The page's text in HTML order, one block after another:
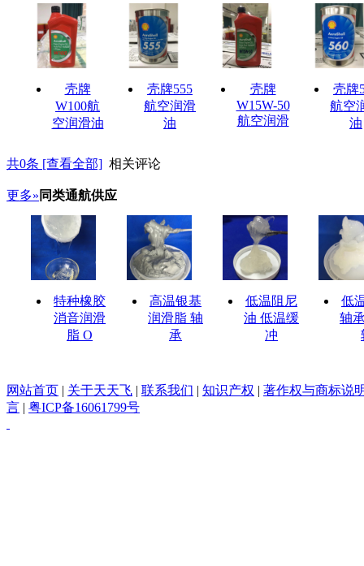
壳牌
W100航
空润滑油
壳牌555
航空润滑
油
壳牌
W15W-50
航空润滑
壳牌
航空
油
共0条 [查看全部] 相关评论
更多» 同类通航供应
特种橡胶
消音润滑
脂 O
高温银基
润滑脂 轴
承
低温阻尼
油 低温缓
冲
低
轴
网站首页 | 关于天天飞 | 联系我们 | 知识产权 | 著作权与商标说
言 | 粤ICP备16061799号